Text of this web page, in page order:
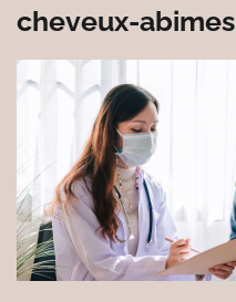
cheveux-abimes